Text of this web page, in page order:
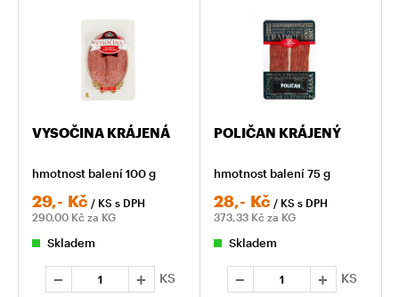
VYSOČINA KRÁJENÁ
hmotnost balení 100 g
29,- Kč / KS s DPH
290,00 Kč za KG
Skladem
KS
POLIČAN KRÁJENÝ
hmotnost balení 75 g
28,- Kč / KS s DPH
373,33 Kč za KG
Skladem
KS